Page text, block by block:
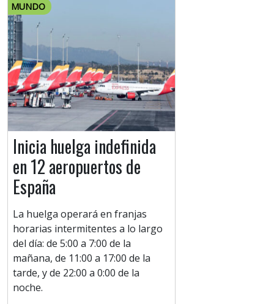
MUNDO
Inicia huelga indefinida
en 12 aeropuertos de
España
La huelga operará en franjas
horarias intermitentes a lo largo
del día: de 5:00 a 7:00 de la
mañana, de 11:00 a 17:00 de la
tarde, y de 22:00 a 0:00 de la
noche.